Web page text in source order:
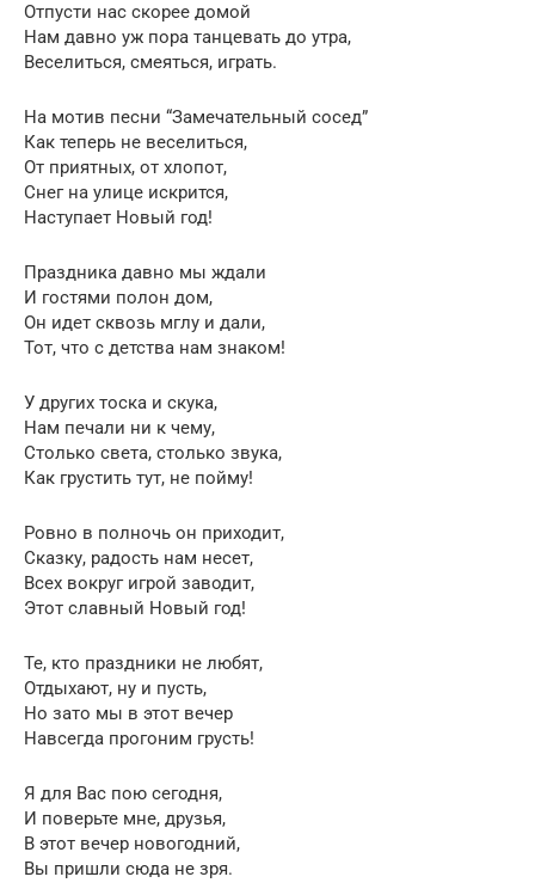
Отпусти нас скорее домой
Нам давно уж пора танцевать до утра,
Веселиться, смеяться, играть.
На мотив песни “Замечательный сосед”
Как теперь не веселиться,
От приятных, от хлопот,
Снег на улице искрится,
Наступает Новый год!
Праздника давно мы ждали
И гостями полон дом,
Он идет сквозь мглу и дали,
Тот, что с детства нам знаком!
У других тоска и скука,
Нам печали ни к чему,
Столько света, столько звука,
Как грустить тут, не пойму!
Ровно в полночь он приходит,
Сказку, радость нам несет,
Всех вокруг игрой заводит,
Этот славный Новый год!
Те, кто праздники не любят,
Отдыхают, ну и пусть,
Но зато мы в этот вечер
Навсегда прогоним грусть!
Я для Вас пою сегодня,
И поверьте мне, друзья,
В этот вечер новогодний,
Вы пришли сюда не зря.